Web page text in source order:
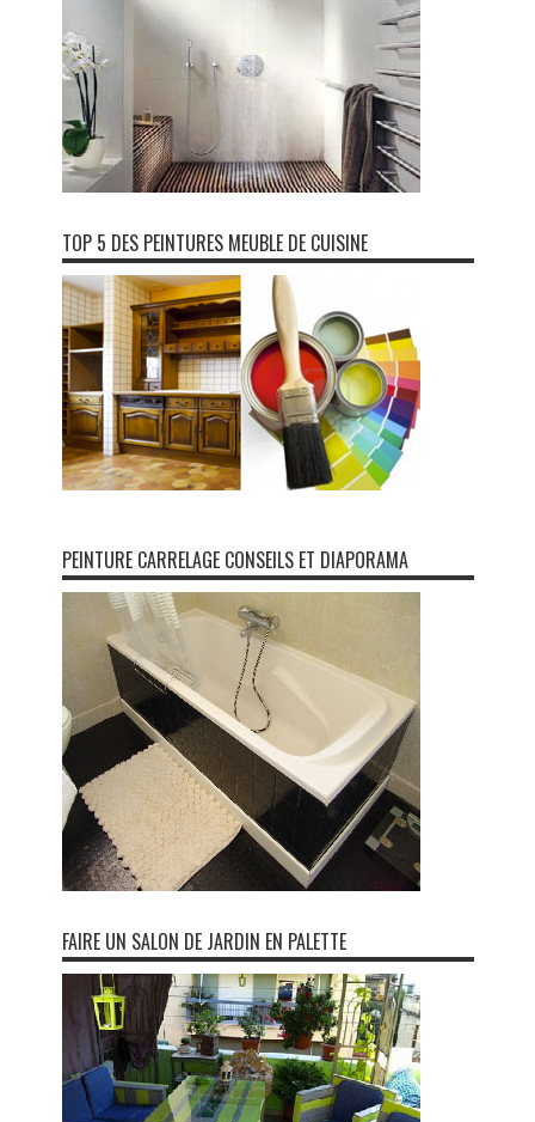
TOP 5 DES PEINTURES MEUBLE DE CUISINE
PEINTURE CARRELAGE CONSEILS ET DIAPORAMA
FAIRE UN SALON DE JARDIN EN PALETTE